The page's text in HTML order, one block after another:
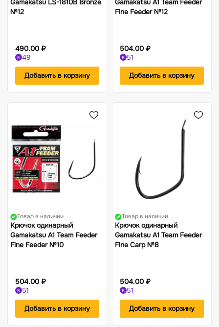
Gamakatsu LS-1810B Bronze
№12
490.00 ₽
Б 49
Добавить в корзину
Gamakatsu A1 Team Feeder
Fine Feeder №12
504.00 ₽
Б 51
Добавить в корзину
Товар в наличии
Крючок одинарный
Gamakatsu A1 Team Feeder
Fine Feeder №10
504.00 ₽
Б 51
Добавить в корзину
Товар в наличии
Крючок одинарный
Gamakatsu A1 Team Feeder
Fine Carp №8
504.00 ₽
Б 51
Добавить в корзину